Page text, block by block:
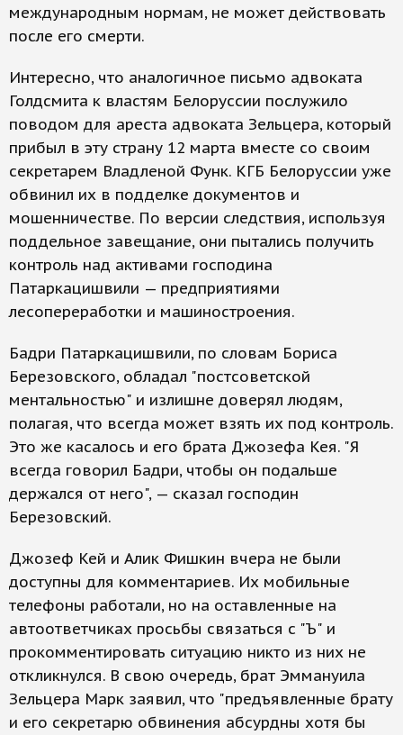
международным нормам, не может действовать
после его смерти.
Интересно, что аналогичное письмо адвоката
Голдсмита к властям Белоруссии послужило
поводом для ареста адвоката Зельцера, который
прибыл в эту страну 12 марта вместе со своим
секретарем Владленой Функ. КГБ Белоруссии уже
обвинил их в подделке документов и
мошенничестве. По версии следствия, используя
поддельное завещание, они пытались получить
контроль над активами господина
Патаркацишвили — предприятиями
лесопереработки и машиностроения.
Бадри Патаркацишвили, по словам Бориса
Березовского, обладал "постсоветской
ментальностью" и излишне доверял людям,
полагая, что всегда может взять их под контроль.
Это же касалось и его брата Джозефа Кея. "Я
всегда говорил Бадри, чтобы он подальше
держался от него", — сказал господин
Березовский.
Джозеф Кей и Алик Фишкин вчера не были
доступны для комментариев. Их мобильные
телефоны работали, но на оставленные на
автоответчиках просьбы связаться с "Ъ" и
прокомментировать ситуацию никто из них не
откликнулся. В свою очередь, брат Эммануила
Зельцера Марк заявил, что "предъявленные брату
и его секретарю обвинения абсурдны хотя бы